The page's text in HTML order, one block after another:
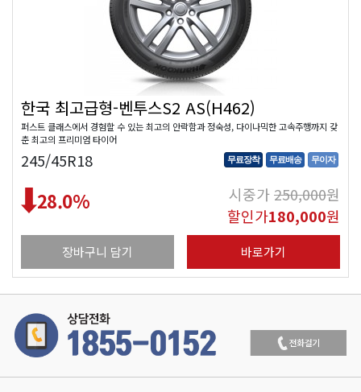
한국 최고급형-벤투스S2 AS(H462)
퍼스트 클래스에서 경험할 수 있는 최고의 안락함과 정숙성, 다이나믹한 고속주행까지 갖
춘 최고의 프리미엄 타이어
245/45R18 무료장착 무료배송 무이자
28.0% 시중가250,000원
할인가180,000원
장바구니 담기 바로가기